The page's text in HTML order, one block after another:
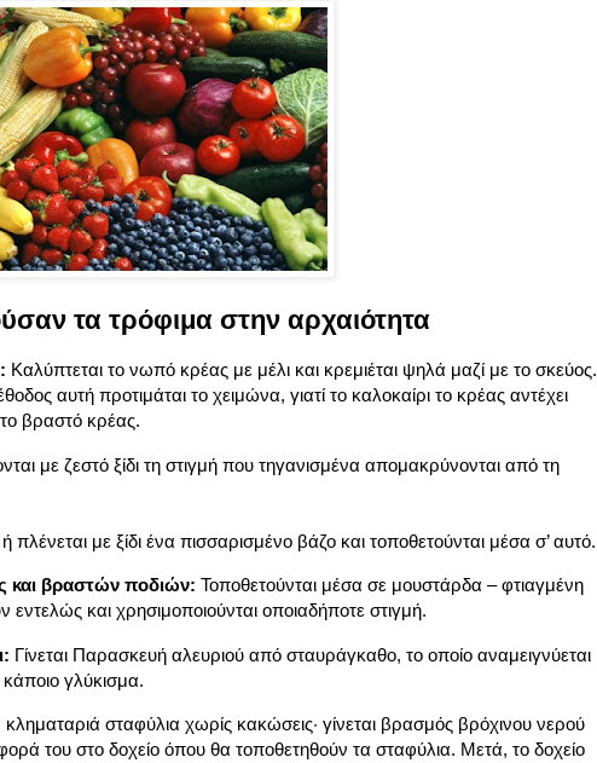
τα τρόφιμα στην αρχαιότητα
Καλύπτεται το νωπό κρέας με μέλι και κρεμιέται ψηλά μαζί με το σκεύος.
αυτή προτιμάται το χειμώνα, γιατί το καλοκαίρι το κρέας αντέχει
το βραστό κρέας.
με ζεστό ξίδι τη στιγμή που τηγανισμένα απομακρύνονται από τη
ή πλένεται με ξίδι ένα πισσαρισμένο βάζο και τοποθετούνται μέσα σ’ αυτό.
και βραστών ποδιών: Τοποθετούνται μέσα σε μουστάρδα – φτιαγμένη
εντελώς και χρησιμοποιούνται οποιαδήποτε στιγμή.
Γίνεται Παρασκευή αλευριού από σταυράγκαθο, το οποίο αναμειγνύεται
γλύκισμα.
κληματαριά σταφύλια χωρίς κακώσεις· γίνεται βρασμός βρόχινου νερού
του στο δοχείο όπου θα τοποθετηθούν τα σταφύλια. Μετά, το δοχείο